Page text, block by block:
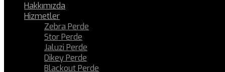
Hakkımızda
Hizmetler
Zebra Perde
Stor Perde
Jaluzi Perde
Dikey Perde
Blackout Perde